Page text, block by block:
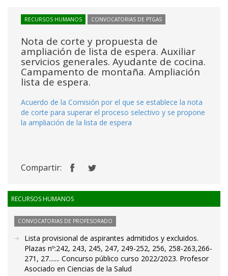
RECURSOS HUMANOS CONVOCATORIAS DE PTGAS
Nota de corte y propuesta de
ampliación de lista de espera. Auxiliar
servicios generales. Ayudante de cocina.
Campamento de montaña. Ampliación
lista de espera.
Acuerdo de la Comisión por el que se establece la nota
de corte para superar el proceso selectivo y se propone
la ampliación de la lista de espera
Compartir:
RECURSOS HUMANOS
CONVOCATORIAS DE PROFESORADO
Lista provisional de aspirantes admitidos y excluidos.
Plazas nº:242, 243, 245, 247, 249-252, 256, 258-263,266-
271, 27....... Concurso público curso 2022/2023. Profesor
Asociado en Ciencias de la Salud